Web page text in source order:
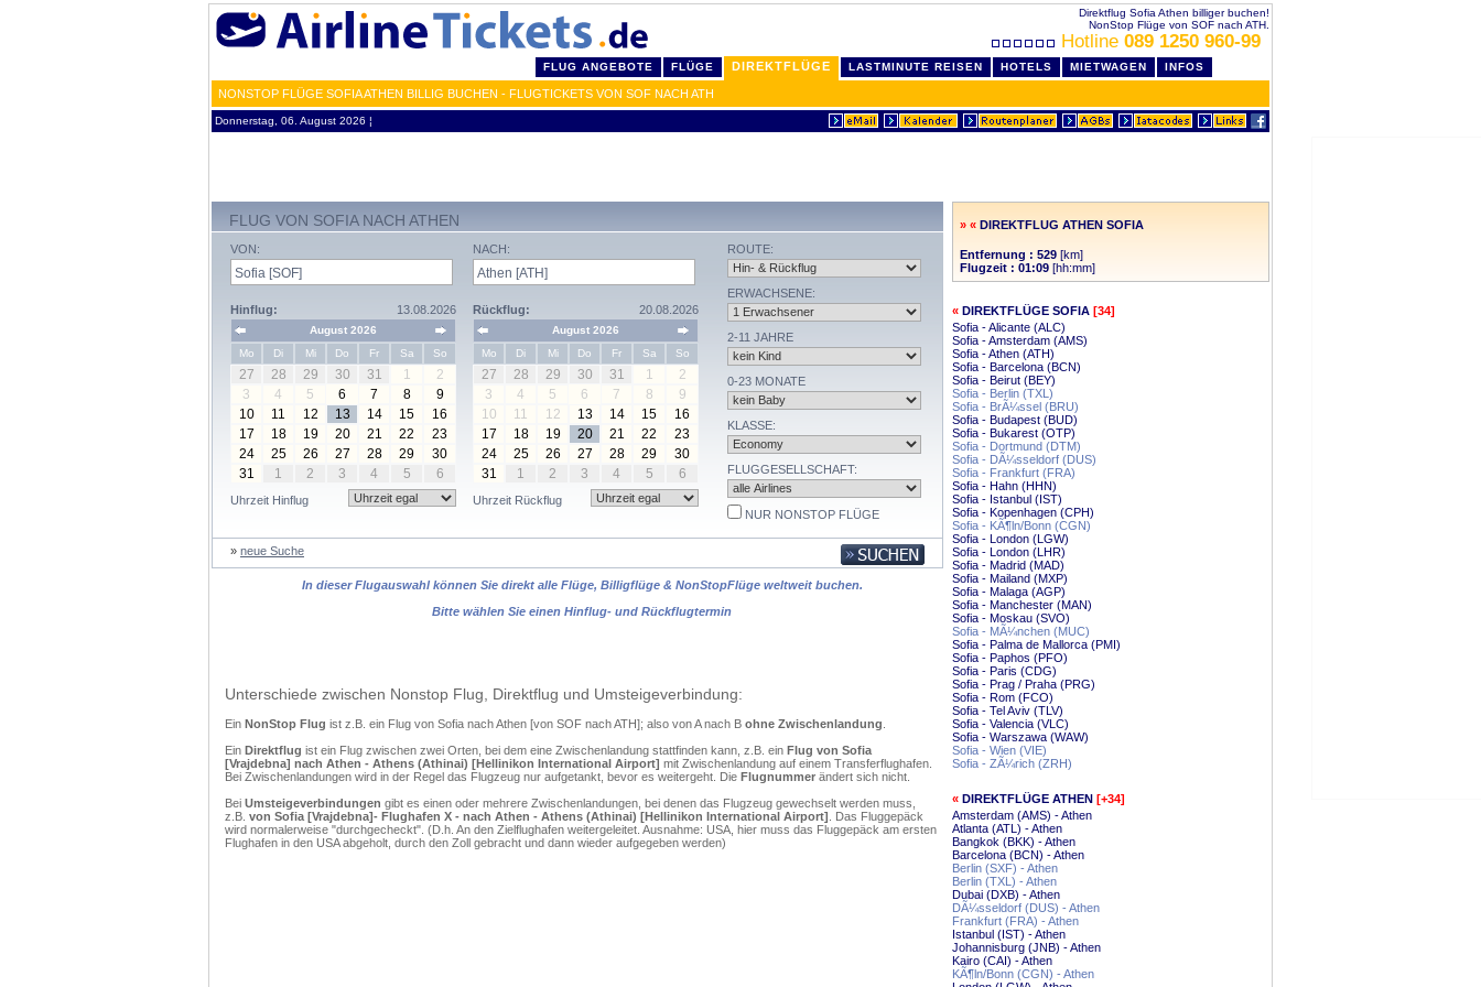
Direktflug Sofia Athen billiger buchen!
NonStop Flüge von SOF nach ATH.
Hotline 089 1250 960-99
FLUG ANGEBOTE FLÜGE DIREKTFLÜGE LASTMINUTE REISEN HOTELS MIETWAGEN INFOS
NONSTOP FLÜGE SOFIA ATHEN BILLIG BUCHEN - FLUGTICKETS VON SOF NACH ATH
Donnerstag, 06. August 2026 ¦
FLUG VON SOFIA NACH ATHEN
VON:
Hinflug: 13.08.2026
August 2026
Mo
Di Mi Do Fr Sa So
27 28 29 30 31 1
2
3
4 5 6 7 8
9
10
11 12 13 14 15
16
17
18 19 20 21 22
23
24
25 26 27 28 29
30
31
1 2 3 4 5 6
Uhrzeit Hinflug
NACH:
Rückflug: 20.08.2026
August 2026
Mo
Di Mi Do Fr Sa So
27 28 29 30 31 1
2
3
4 5 6 7 8
9
10
11 12 13 14 15
16
17
18 19 20 21 22
23
24
25 26 27 28 29
30
31
1 2 3 4 5 6
Uhrzeit Rückflug
ROUTE:
ERWACHSENE:
2-11 JAHRE
0-23 MONATE
KLASSE:
FLUGGESELLSCHAFT:
NUR NONSTOP FLÜGE
» neue Suche
In dieser Flugauswahl können Sie direkt alle Flüge, Billigflüge & NonStopFlüge weltweit buchen.
Bitte wählen Sie einen Hinflug- und Rückflugtermin
Unterschiede zwischen Nonstop Flug, Direktflug und Umsteigeverbindung:
Ein NonStop Flug ist z.B. ein Flug von Sofia nach Athen [von SOF nach ATH]; also von A nach B ohne Zwischenlandung
Ein Direktflug ist ein Flug zwischen zwei Orten, bei dem eine Zwischenlandung stattfinden kann, z.B. ein Flug von Sofia
[Vrajdebna] nach Athen - Athens (Athinai) [Hellinikon International Airport] mit Zwischenlandung auf einem Transferflughafen.
Bei Zwischenlandungen wird in der Regel das Flugzeug nur aufgetankt, bevor es weitergeht. Die Flugnummer ändert sich nicht.
Bei Umsteigeverbindungen gibt es einen oder mehrere Zwischenlandungen, bei denen das Flugzeug gewechselt werden muss,
z.B. von Sofia [Vrajdebna]- Flughafen X - nach Athen - Athens (Athinai) [Hellinikon International Airport] . Das Fluggepäck
wird normalerweise "durchgecheckt". (D.h. An den Zielflughafen weitergeleitet. Ausnahme: USA, hier muss das Fluggepäck am ersten
Flughafen in den USA abgeholt, durch den Zoll gebracht und dann wieder aufgegeben werden)
» « DIREKTFLUG ATHEN SOFIA
Entfernung : 529 [km]
Flugzeit : 01:09 [hh:mm]
« DIREKTFLÜGE SOFIA [34]
Sofia - Alicante (ALC)
Sofia - Amsterdam (AMS)
Sofia - Athen (ATH)
Sofia - Barcelona (BCN)
Sofia - Beirut (BEY)
Sofia - Berlin (TXL)
Sofia - BrÃ¼ssel (BRU)
Sofia - Budapest (BUD)
Sofia - Bukarest (OTP)
Sofia - Dortmund (DTM)
Sofia - DÃ¼sseldorf (DUS)
Sofia - Frankfurt (FRA)
Sofia - Hahn (HHN)
Sofia - Istanbul (IST)
Sofia - Kopenhagen (CPH)
Sofia - KÃ¶ln/Bonn (CGN)
Sofia - London (LGW)
Sofia - London (LHR)
Sofia - Madrid (MAD)
Sofia - Mailand (MXP)
Sofia - Malaga (AGP)
Sofia - Manchester (MAN)
Sofia - Moskau (SVO)
Sofia - MÃ¼nchen (MUC)
Sofia - Palma de Mallorca (PMI)
Sofia - Paphos (PFO)
Sofia - Paris (CDG)
Sofia - Prag / Praha (PRG)
Sofia - Rom (FCO)
Sofia - Tel Aviv (TLV)
Sofia - Valencia (VLC)
Sofia - Warszawa (WAW)
Sofia - Wien (VIE)
Sofia - ZÃ¼rich (ZRH)
« DIREKTFLÜGE ATHEN [+34]
Amsterdam (AMS) - Athen
Atlanta (ATL) - Athen
Bangkok (BKK) - Athen
Barcelona (BCN) - Athen
Berlin (SXF) - Athen
Berlin (TXL) - Athen
Dubai (DXB) - Athen
DÃ¼sseldorf (DUS) - Athen
Frankfurt (FRA) - Athen
Istanbul (IST) - Athen
Johannisburg (JNB) - Athen
Kairo (CAI) - Athen
KÃ¶ln/Bonn (CGN) - Athen